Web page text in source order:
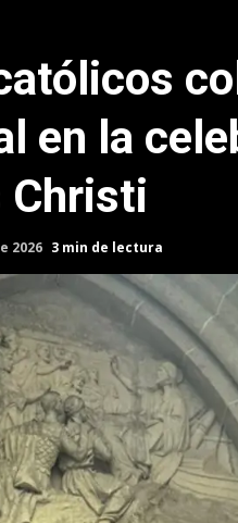
en la
Christi
2026 3 min de lectura